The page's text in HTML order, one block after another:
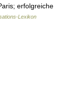
erfolgreiche
Lexikon